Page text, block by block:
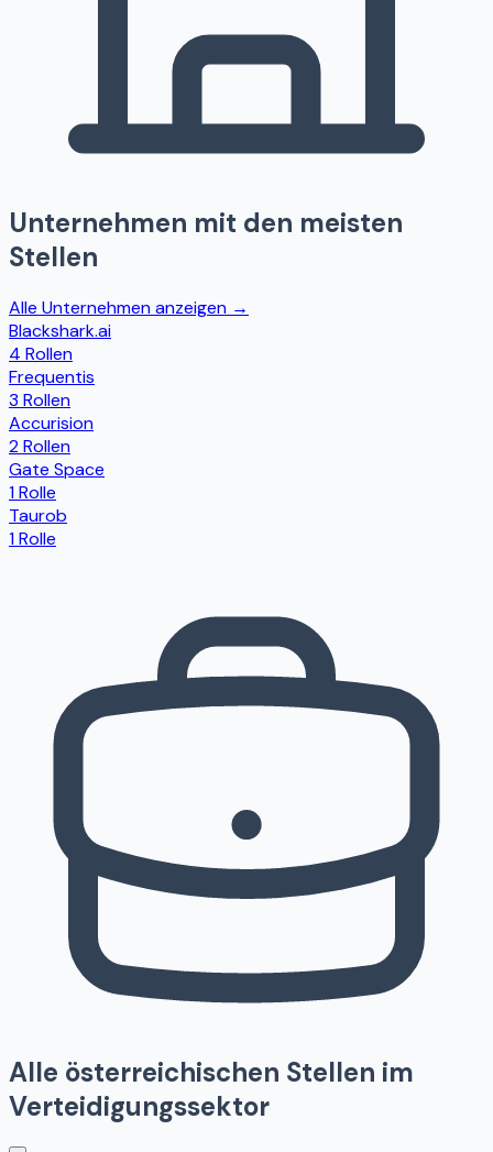
Unternehmen mit den meisten
Stellen
Alle Unternehmen anzeigen →
Blackshark.ai
4 Rollen
Frequentis
3 Rollen
Accurision
2 Rollen
Gate Space
1 Rolle
Taurob
1 Rolle
Alle österreichischen Stellen im
Verteidigungssektor